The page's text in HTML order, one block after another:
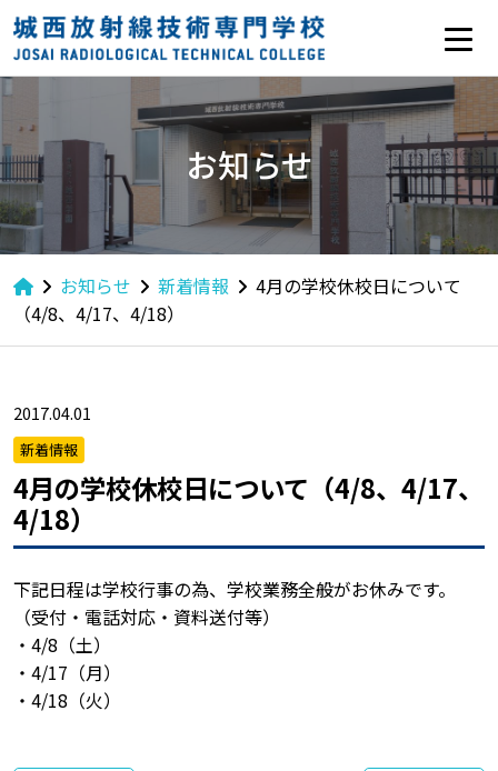
お知らせ
お知らせ 新着情報
4月の学校休校日について
（4/8、4/17、4/18）
2017.04.01
新着情報
4月の学校休校日について（4/8、4/17、
4/18）
下記日程は学校行事の為、学校業務全般がお休みです。
（受付・電話対応・資料送付等）
・4/8（土）
・4/17（月）
・4/18（火）